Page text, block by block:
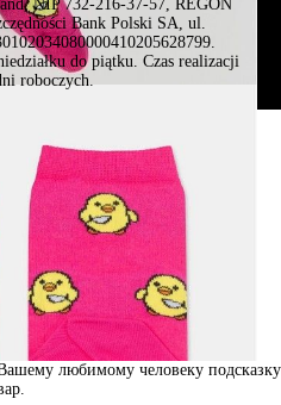
NIP 732-216-37-57, REGON
Bank Polski SA, ul.
do piątku. Czas realizacji
roboczych.
любимому человеку подсказку